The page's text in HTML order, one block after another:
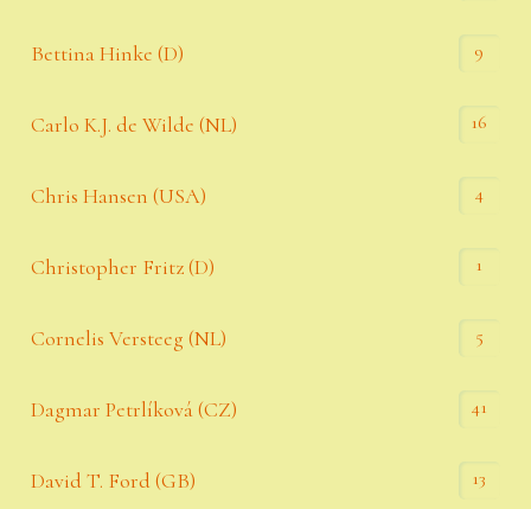
Bettina Hinke (D) 9
Carlo K.J. de Wilde (NL) 16
Chris Hansen (USA) 4
Christopher Fritz (D) 1
Cornelis Versteeg (NL) 5
Dagmar Petrlíková (CZ) 41
David T. Ford (GB) 13